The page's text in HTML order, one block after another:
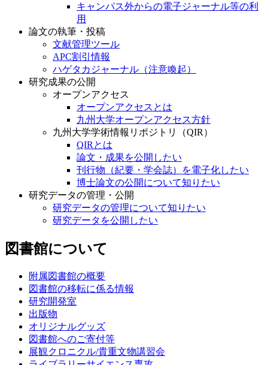
キャンパス外からの電子ジャーナル等の利
用
論文の執筆・投稿
文献管理ツール
APC割引情報
ハゲタカジャーナル（注意喚起）
研究成果の公開
オープンアクセス
オープンアクセスとは
九州大学オープンアクセス方針
九州大学学術情報リポジトリ（QIR）
QIRとは
論文・成果を公開したい
刊行物（紀要・学会誌）を電子化したい
博士論文の公開について知りたい
研究データの管理・公開
研究データの管理について知りたい
研究データを公開したい
図書館について
附属図書館の概要
図書館の移転に係る情報
研究開発室
出版物
オリジナルグッズ
図書館へのご寄付等
展観クロニクル/貴重文物講習会